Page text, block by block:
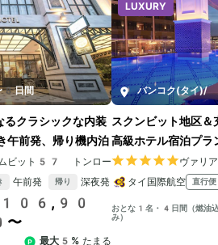
間
るクラシックな内装
前発、帰り機内泊
ビット57 トンロー
午前発 帰り 深夜発
〜
最大5% たまる
LUXURY
バンコク(タイ)/
スクンビット地区
高級ホテル宿泊プラ
ヴァ
タイ国際航空
直行便
おとな1名・4日間（燃油
み）